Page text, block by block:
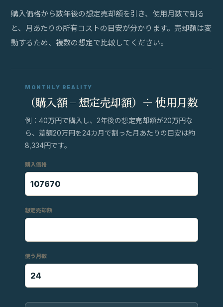
購入価格から数年後の想定売却額を引き、使用月数で割る
と、月あたりの所有コストの目安が分かります。売却額は変
動するため、複数の想定で比較してください。
MONTHLY REALITY
（購入額 − 想定売却額）÷ 使用月数
例：40万円で購入し、2年後の想定売却額が20万円な
ら、差額20万円を24カ月で割った月あたりの目安は約
8,334円です。
購入価格
想定売却額
使う月数